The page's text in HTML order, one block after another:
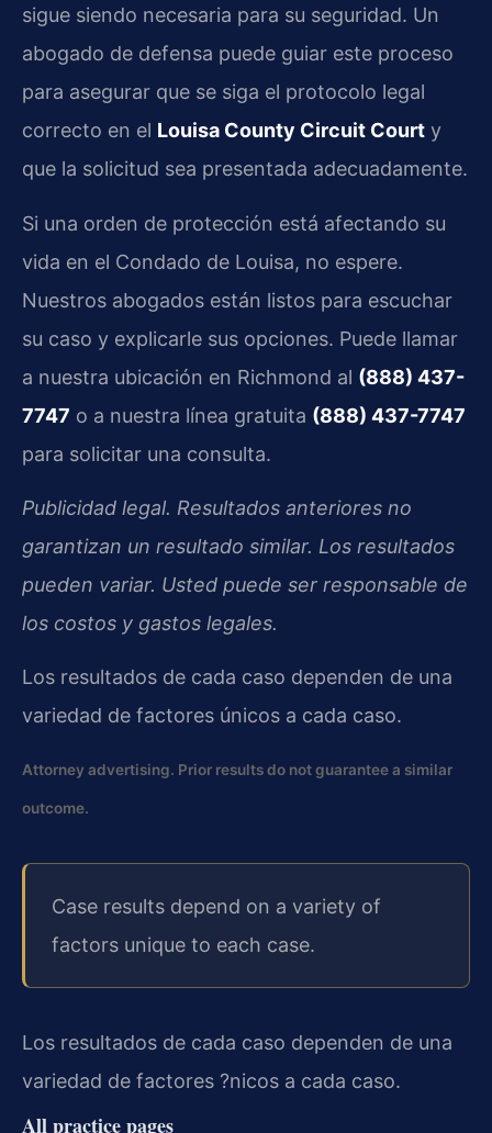
sigue siendo necesaria para su seguridad. Un
abogado de defensa puede guiar este proceso
para asegurar que se siga el protocolo legal
correcto en el Louisa County Circuit Court y
que la solicitud sea presentada adecuadamente.
Si una orden de protección está afectando su
vida en el Condado de Louisa, no espere.
Nuestros abogados están listos para escuchar
su caso y explicarle sus opciones. Puede llamar
a nuestra ubicación en Richmond al (888) 437-
7747 o a nuestra línea gratuita (888) 437-7747
para solicitar una consulta.
Publicidad legal. Resultados anteriores no
garantizan un resultado similar. Los resultados
pueden variar. Usted puede ser responsable de
los costos y gastos legales.
Los resultados de cada caso dependen de una
variedad de factores únicos a cada caso.
Attorney advertising. Prior results do not guarantee a similar
outcome.
Case results depend on a variety of
factors unique to each case.
Los resultados de cada caso dependen de una
variedad de factores ?nicos a cada caso.
All practice pages